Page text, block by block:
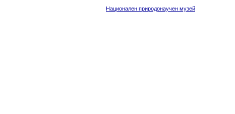
Национален природонаучен музей